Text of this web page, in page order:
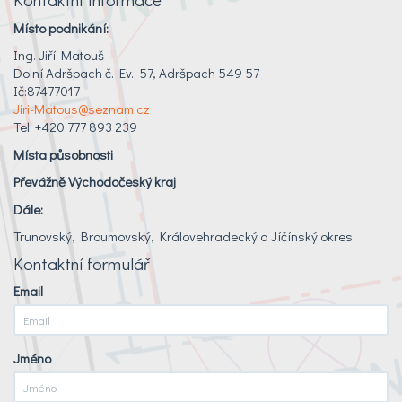
Místo podnikání:
Ing. Jiří Matouš
Dolní Adršpach č. Ev.: 57, Adršpach 549 57
Ič:87477017
Jiri-Matous@seznam.cz
Tel: +420 777 893 239
Místa působnosti
Převážně Východočeský kraj
Dále:
Trunovský, Broumovský, Královehradecký a Jíčínský okres
Kontaktní formulář
Email
Jméno